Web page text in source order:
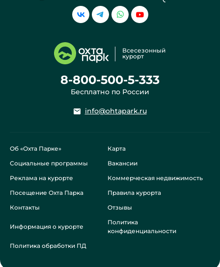
8-800-500-5-333
Бесплатно по России
Всесезонный
курорт
info@ohtapark.ru
Об «Охта Парке»
Карта
Социальные программы
Вакансии
Реклама на курорте
Коммерческая недвижимость
Посещение Охта Парка
Правила курорта
Контакты
Отзывы
Информация о курорте
Политика
конфиденциальности
Политика обработки ПД